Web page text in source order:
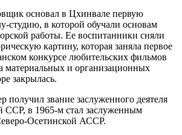
основал в Цхинвале первую
студию, в которой обучали основам
работы. Ее воспитанники сняли
картину, которая заняла первое
конкурсе любительских фильмов
материальных и организационных
закрылась.
получил звание заслуженного деятеля
ССР, в 1965-м стал заслуженным
Осетинской АССР.